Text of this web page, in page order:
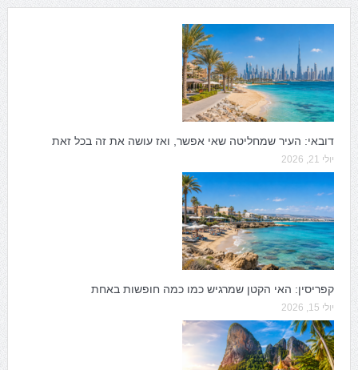
דובאי: העיר שמחליטה שאי אפשר, ואז עושה את זה בכל זאת
יולי 21, 2026
קפריסין: האי הקטן שמרגיש כמו כמה חופשות באחת
יולי 15, 2026